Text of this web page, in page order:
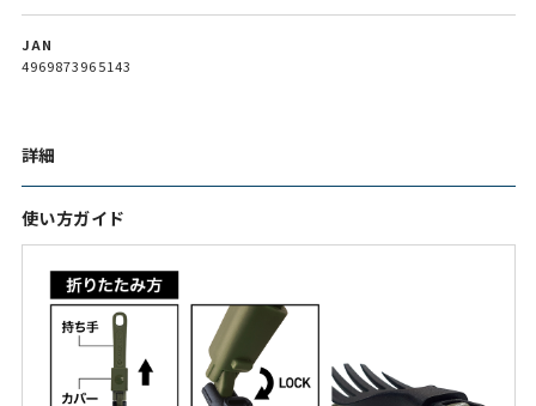
JAN
4969873965143
詳細
使い方ガイド